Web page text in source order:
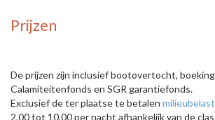
Prijzen
De prijzen zijn inclusief bootovertocht,
Calamiteitenfonds en SGR garantiefonds.
Exclusief de ter plaatse te betalen
2,00 tot 10,00 per nacht afhankelijk van de